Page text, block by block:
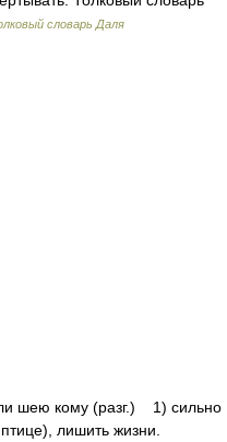
словарь Даля
шею кому (разг.) 1) сильно
птице), лишить жизни.